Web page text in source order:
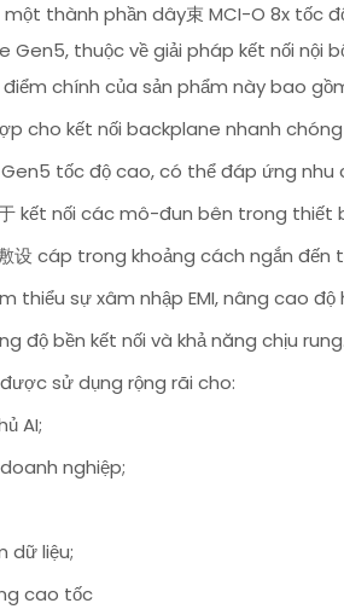
thành phần dây束 MCI-O 8x tốc
Gen5, thuộc về giải pháp kết nối nội
chính của sản phẩm này bao
cho kết nối backplane nhanh
tốc độ cao, có thể đáp ứng
kết nối các mô-đun bên trong thiết
设 cáp trong khoảng cách ngắn
thiểu sự xâm nhập EMI, nâng cao
độ bền kết nối và khả năng chịu rung.
sử dụng rộng rãi cho:
AI;
nghiệp;
dữ liệu;
cao tốc